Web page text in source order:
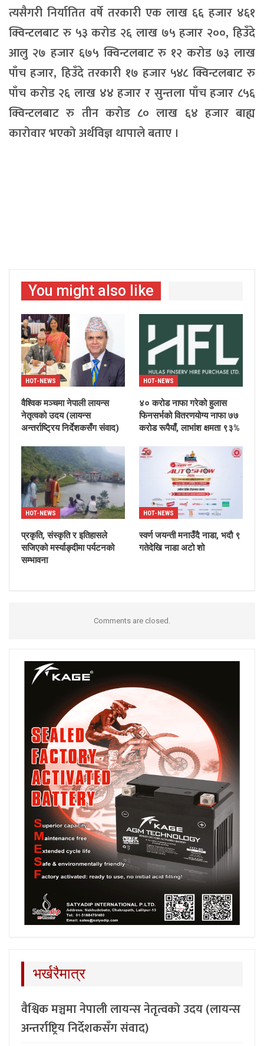
त्यसैगरी निर्यातित वर्षे तरकारी एक लाख ६६ हजार ४६१
क्विन्टलबाट रु ५३ करोड २६ लाख ७५ हजार २००, हिउँदे
आलु २७ हजार ६७५ क्विन्टलबाट रु १२ करोड ७३ लाख
पाँच हजार, हिउँदे तरकारी १७ हजार ५४८ क्विन्टलबाट रु
पाँच करोड २६ लाख ४४ हजार र सुन्तला पाँच हजार ८५६
क्विन्टलबाट रु तीन करोड ८० लाख ६४ हजार बाह्य
कारोवार भएको अर्थविज्ञ थापाले बताए ।
You might also like
HOT-NEWS
वैश्विक मञ्चमा नेपाली लायन्स
नेतृत्वको उदय (लायन्स
अन्तर्राष्ट्रिय निर्देशकसँग संवाद)
HOT-NEWS
४० करोड नाफा गरेको हुलास
फिनसर्भको वितरणयोग्य नाफा ७७
करोड रूपैयाँ, लाभांश क्षमता ९३%
HOT-NEWS
प्रकृति, संस्कृति र इतिहासले
सजिएको मर्स्याङ्दीमा पर्यटनको
सम्भावना
HOT-NEWS
स्वर्ण जयन्ती मनाउँदै नाडा, भदौ ९
गतेदेखि नाडा अटो शो
Comments are closed.
भर्खरैमात्र
वैश्विक मञ्चमा नेपाली लायन्स नेतृत्वको उदय (लायन्स
अन्तर्राष्ट्रिय निर्देशकसँग संवाद)